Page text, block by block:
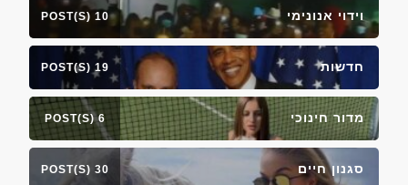
וידוי אנונימי 10 POST(S)
חדשות 19 POST(S)
מדור חינוכי 6 POST(S)
סגנון חיים 30 POST(S)